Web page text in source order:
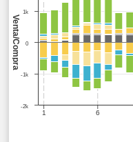
Venta/Compra
1 6
-2k
-1k
0
1k